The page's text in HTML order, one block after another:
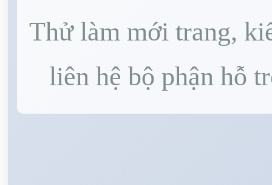
Thử làm mới trang,
liên hệ bộ phận hỗ